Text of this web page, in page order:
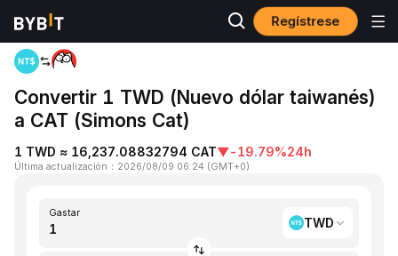
Regístrese
Inicio TWD to CAT
Convertir 1 TWD (Nuevo dólar taiwanés)
a CAT (Simons Cat)
1 TWD ≈ 16,237.08832794 CAT▼-19.79%24h
Última actualización ： 2026/08/09 06:24 (GMT+0)
Gastar
TWD